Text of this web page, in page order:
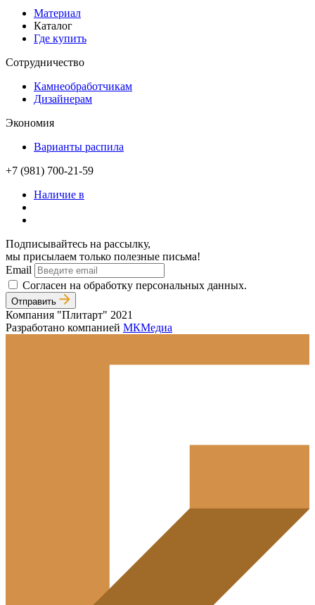
Материал
Каталог
Где купить
Сотрудничество
Камнеобработчикам
Дизайнерам
Экономия
Варианты распила
+7 (981) 700-21-59
Наличие в
Подписывайтесь на рассылку,
мы присылаем только полезные письма!
Email
Согласен на обработку персональных данных.
Отправить
Компания "Плитарт" 2021
Разработано компанией МКМедиа